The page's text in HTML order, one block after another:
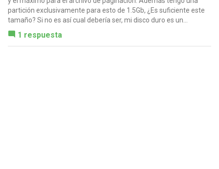
partición exclusivamente para esto de 1.5Gb, ¿Es suficiente este
tamaño? Si no es así cual debería ser, mi disco duro es un...
1 respuesta